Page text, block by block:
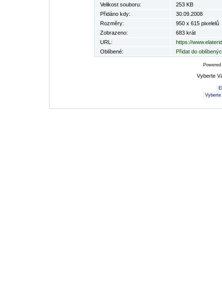
Velikost souboru:
253 KB
Přidáno kdy:
30.09.2008
Rozměry:
950 x 615 pixelelů
Zobrazeno:
683 krát
URL:
https://
Oblíbené:
Přidat do
Vyberte